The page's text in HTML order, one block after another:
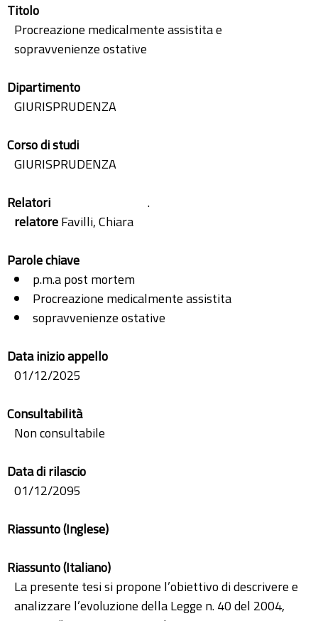
Titolo
Procreazione medicalmente assistita e
sopravvenienze ostative
Dipartimento
GIURISPRUDENZA
Corso di studi
GIURISPRUDENZA
Relatori
.
relatoreFavilli, Chiara
Parole chiave
p.m.a post mortem
Procreazione medicalmente assistita
sopravvenienze ostative
Data inizio appello
01/12/2025
Consultabilità
Non consultabile
Data di rilascio
01/12/2095
Riassunto (Inglese)
Riassunto (Italiano)
La presente tesi si propone l’obiettivo di descrivere e
analizzare l’evoluzione della Legge n. 40 del 2004,